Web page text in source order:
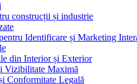
construcții și industrie
Identificare și Marketing
din Interior și Exterior
Vizibilitate Maximă
Conformitate Legală